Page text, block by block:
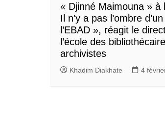
« Djinné Maimouna » à
Il n’y a pas l’ombre
l’EBAD », réagit le
l’école des
archivistes
Khadim Diakhate 4